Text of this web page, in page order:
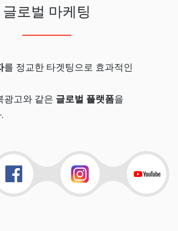
글로벌 마케팅
를 정교한 타겟팅으로 효과적인
광고와 같은 글로벌 플랫폼을